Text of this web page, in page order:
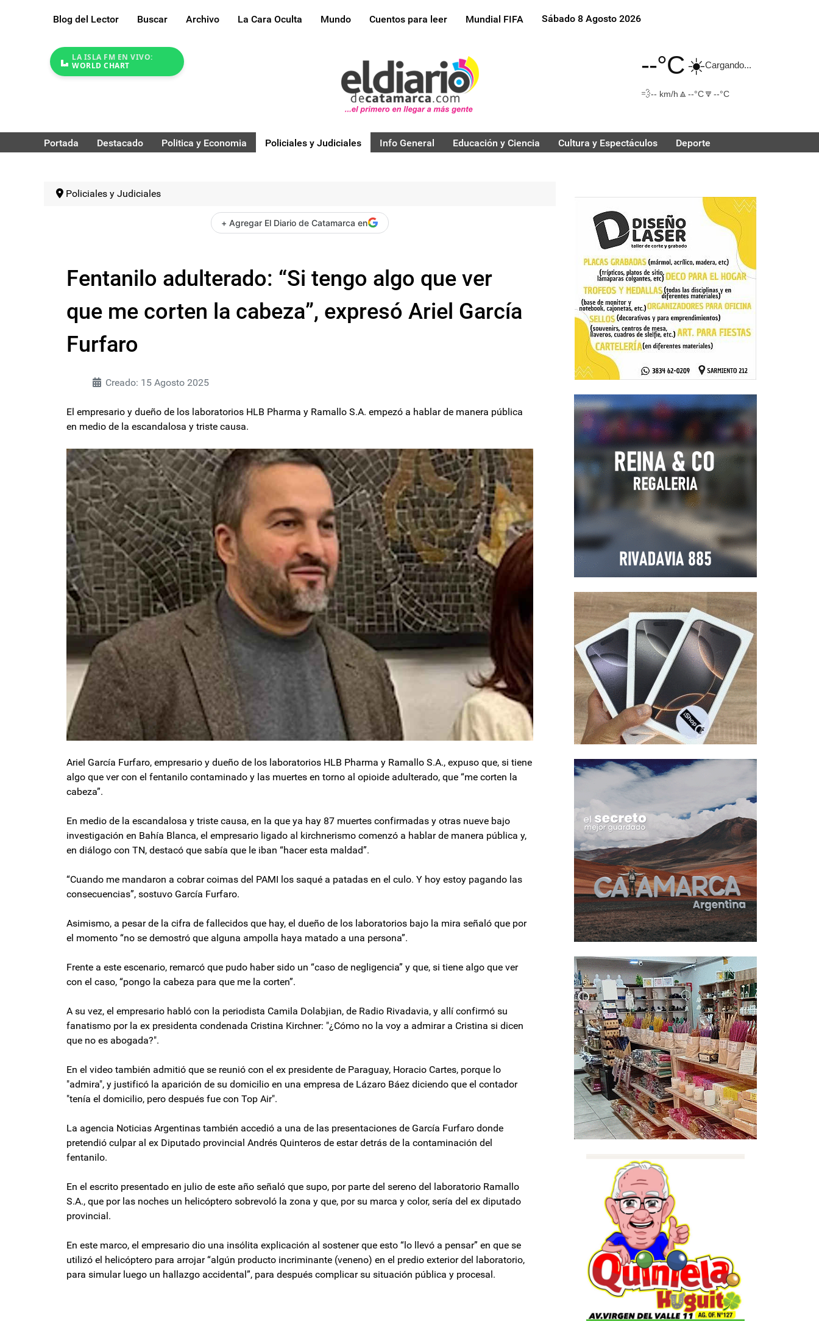
Blog del Lector Buscar Archivo La Cara Oculta Mundo Cuentos para leer Mundial FIFA Sábado 8 Agosto 2026
LA ISLA FM EN VIVO:
WORLD CHART
--°C☀️Cargando...
💨-- km/h 🔼 --°C🔽 --°C
Portada Destacado Politica y Economia Policiales y Judiciales Info General Educación y Ciencia Cultura y Espectáculos Deporte
Policiales y Judiciales
+ Agregar El Diario de Catamarca en
Fentanilo adulterado: “Si tengo algo que ver
que me corten la cabeza”, expresó Ariel García
Furfaro
Creado: 15 Agosto 2025
El empresario y dueño de los laboratorios HLB Pharma y Ramallo S.A. empezó a hablar de manera pública
en medio de la escandalosa y triste causa.
Ariel García Furfaro, empresario y dueño de los laboratorios HLB Pharma y Ramallo S.A., expuso que, si tiene
algo que ver con el fentanilo contaminado y las muertes en torno al opioide adulterado, que “me corten la
cabeza”.
En medio de la escandalosa y triste causa, en la que ya hay 87 muertes confirmadas y otras nueve bajo
investigación en Bahía Blanca, el empresario ligado al kirchnerismo comenzó a hablar de manera pública y,
en diálogo con TN, destacó que sabía que le iban “hacer esta maldad”.
“Cuando me mandaron a cobrar coimas del PAMI los saqué a patadas en el culo. Y hoy estoy pagando las
consecuencias”, sostuvo García Furfaro.
Asimismo, a pesar de la cifra de fallecidos que hay, el dueño de los laboratorios bajo la mira señaló que por
el momento “no se demostró que alguna ampolla haya matado a una persona”.
Frente a este escenario, remarcó que pudo haber sido un “caso de negligencia” y que, si tiene algo que ver
con el caso, “pongo la cabeza para que me la corten”.
A su vez, el empresario habló con la periodista Camila Dolabjian, de Radio Rivadavia, y allí confirmó su
fanatismo por la ex presidenta condenada Cristina Kirchner: "¿Cómo no la voy a admirar a Cristina si dicen
que no es abogada?".
En el video también admitió que se reunió con el ex presidente de Paraguay, Horacio Cartes, porque lo
"admira", y justificó la aparición de su domicilio en una empresa de Lázaro Báez diciendo que el contador
"tenía el domicilio, pero después fue con Top Air".
La agencia Noticias Argentinas también accedió a una de las presentaciones de García Furfaro donde
pretendió culpar al ex Diputado provincial Andrés Quinteros de estar detrás de la contaminación del
fentanilo.
En el escrito presentado en julio de este año señaló que supo, por parte del sereno del laboratorio Ramallo
S.A., que por las noches un helicóptero sobrevoló la zona y que, por su marca y color, sería del ex diputado
provincial.
En este marco, el empresario dio una insólita explicación al sostener que esto “lo llevó a pensar” en que se
utilizó el helicóptero para arrojar “algún producto incriminante (veneno) en el predio exterior del laboratorio,
para simular luego un hallazgo accidental”, para después complicar su situación pública y procesal.